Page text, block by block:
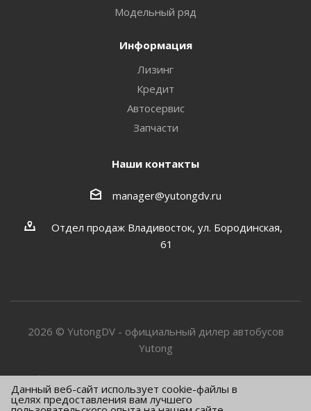
Модельный ряд
Информация
Лизинг
Кредит
Автосервис
Запчасти
Наши контакты
manager@yutongdv.ru
Отдел продаж Владивосток, ул. Бородинская,
61
2026 © YutongDV - официальный дилер автобусов
Yutong
Информация о товарах и услугах, представленная на
сайте носит информационный характер и не является
Данный веб-сайт использует cookie-файлы в
целях предоставления вам лучшего